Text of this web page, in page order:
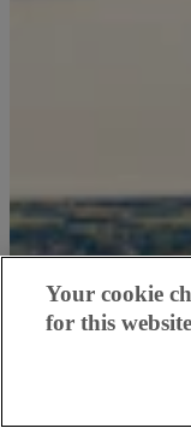
Your cookie
for this website